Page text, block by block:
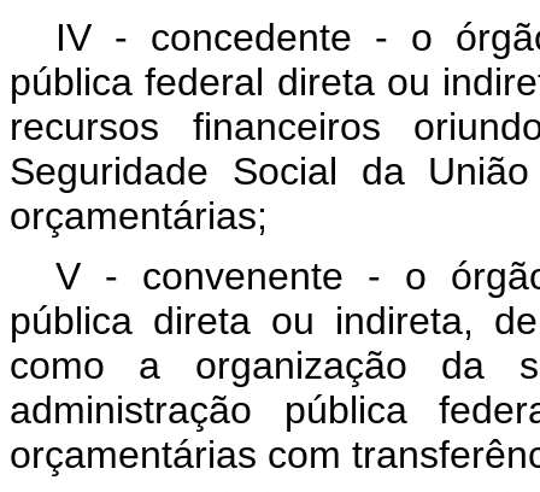
IV - concedente - o
pública federal direta ou
recursos financeiros
Seguridade Social da
orçamentárias;
V - convenente - o
pública direta ou indireta,
como a organização da
administração pública
orçamentárias com